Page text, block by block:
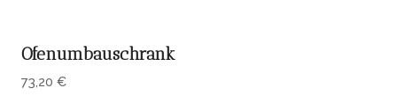
Ofenumbauschrank
73,20 €